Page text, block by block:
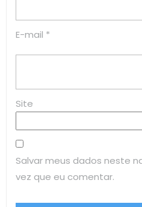
E-mail *
Site
Salvar meus dados neste
vez que eu comentar.